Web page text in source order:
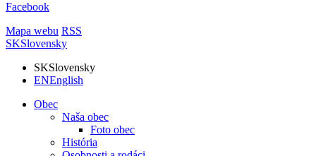
Facebook
Mapa webu RSS
SKSlovensky
SKSlovensky
ENEnglish
Obec
Naša obec
Foto obec
História